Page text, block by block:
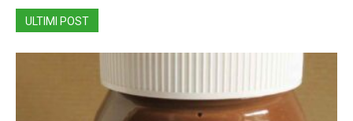
ULTIMI POST